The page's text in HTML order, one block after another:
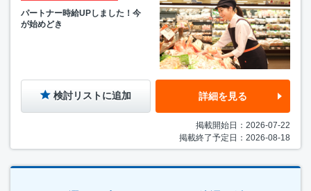
パートナー時給UPしました！今
が始めどき
検討リストに追加 詳細を見る
掲載開始日：2026-07-22
掲載終了予定日：2026-08-18